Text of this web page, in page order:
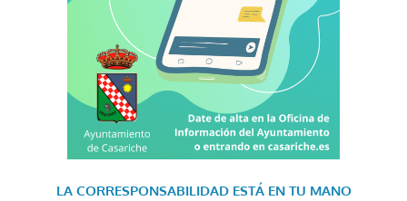
LA CORRESPONSABILIDAD ESTÁ EN TU MANO